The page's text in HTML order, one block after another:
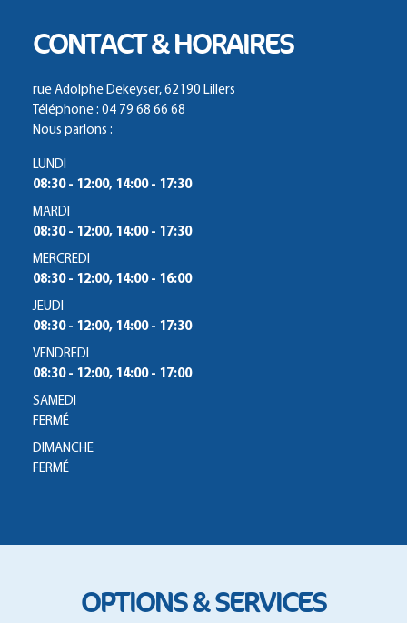
CONTACT & HORAIRES
rue Adolphe Dekeyser, 62190 Lillers
Téléphone : 04 79 68 66 68
Nous parlons :
LUNDI
08:30 - 12:00, 14:00 - 17:30
MARDI
08:30 - 12:00, 14:00 - 17:30
MERCREDI
08:30 - 12:00, 14:00 - 16:00
JEUDI
08:30 - 12:00, 14:00 - 17:30
VENDREDI
08:30 - 12:00, 14:00 - 17:00
SAMEDI
FERMÉ
DIMANCHE
FERMÉ
OPTIONS & SERVICES